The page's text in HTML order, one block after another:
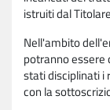
istruiti dal
Nell'ambito
potranno essere
stati disciplinati i
con la